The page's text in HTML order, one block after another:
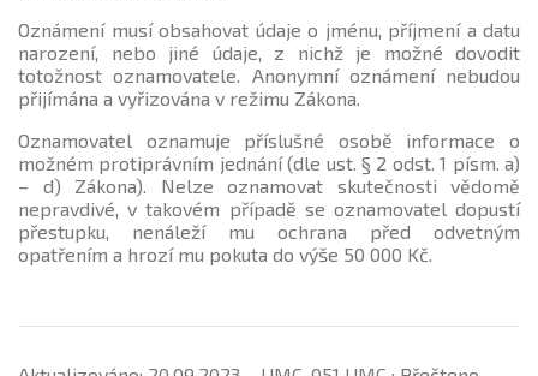
Oznámení musí obsahovat údaje o jménu, příjmení a datu
narození, nebo jiné údaje, z nichž je možné dovodit
totožnost oznamovatele. Anonymní oznámení nebudou
přijímána a vyřizována v režimu Zákona.
Oznamovatel oznamuje příslušné osobě informace o
možném protiprávním jednání (dle ust. § 2 odst. 1 písm. a)
– d) Zákona). Nelze oznamovat skutečnosti vědomě
nepravdivé, v takovém případě se oznamovatel dopustí
přestupku, nenáleží mu ochrana před odvetným
opatřením a hrozí mu pokuta do výše 50 000 Kč.